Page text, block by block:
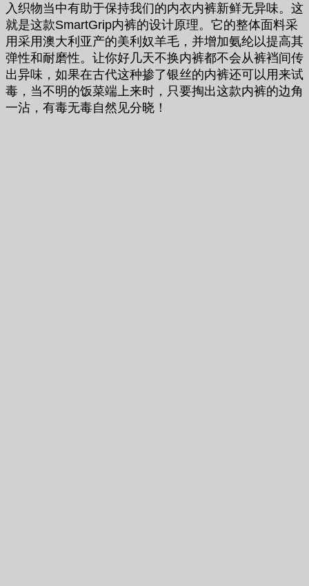
入织物当中有助于保持我们的内衣内裤新鲜无异味。这
就是这款SmartGrip内裤的设计原理。它的整体面料采
用采用澳大利亚产的美利奴羊毛，并增加氨纶以提高其
弹性和耐磨性。让你好几天不换内裤都不会从裤裆间传
出异味，如果在古代这种掺了银丝的内裤还可以用来试
毒，当不明的饭菜端上来时，只要掏出这款内裤的边角
一沾，有毒无毒自然见分晓！